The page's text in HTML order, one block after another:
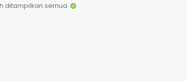
ditampilkan semua